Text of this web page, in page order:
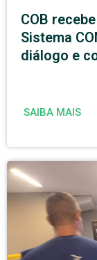
COB
Sistema
diálogo e
SAIBA MAIS